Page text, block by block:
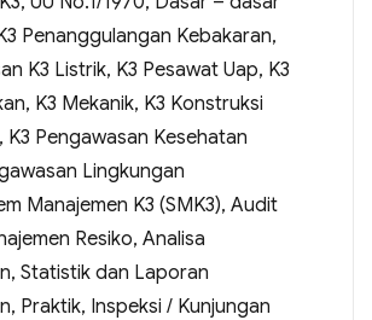
Penanggulangan Kebakaran,
K3 Listrik, K3 Pesawat Uap, K3
K3 Mekanik, K3 Konstruksi
K3 Pengawasan Kesehatan
Lingkungan
Manajemen K3 (SMK3), Audit
Resiko, Analisa
Statistik dan Laporan
Praktik, Inspeksi / Kunjungan